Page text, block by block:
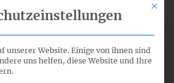
Konsultation vor (
das DRSC
darüber zu erhalten, ob die
und Erläuterungen
ergänzt werden sollten (das DRSC
Mit
unserer Website. Einige von ihnen sind
uns helfen, diese Website und Ihre